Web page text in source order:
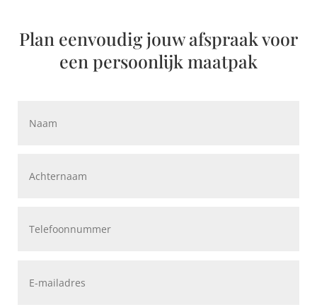
Plan eenvoudig jouw afspraak voor
een persoonlijk maatpak